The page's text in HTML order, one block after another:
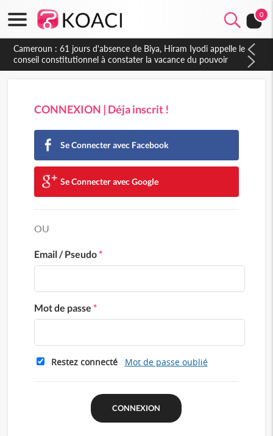
0
CONNEXION | Déja inscrit !
Se Connecter avec Facebook
Se Connecter avec Google
OU
Email / Pseudo*
Mot de passe *
Restez connecté Mot de passe oublié